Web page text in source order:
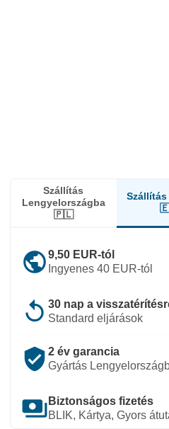
Szállítás
Lengyelországba
🇵🇱
Szállítás
public9,50 EUR-tól
Ingyenes 40 EUR-tól
replay 30 nap a
Standard eljárások
verified_user 2 év garancia
Gyártás
payments Biztonságos fizetés
BLIK, Kártya, Gyors